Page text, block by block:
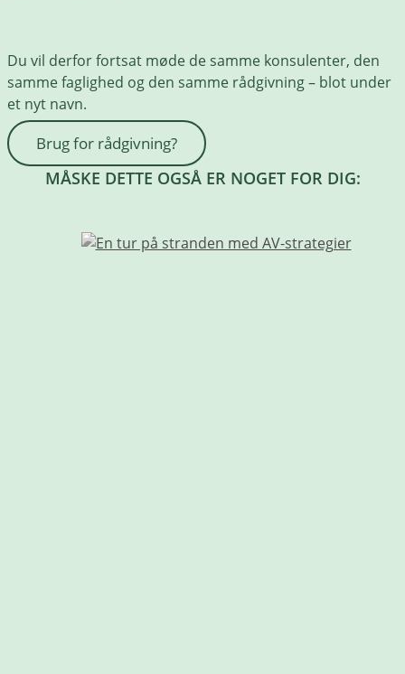
Du vil derfor fortsat møde de samme konsulenter, den
samme faglighed og den samme rådgivning – blot under
et nyt navn.
Brug for rådgivning?
MÅSKE DETTE OGSÅ ER NOGET FOR DIG: